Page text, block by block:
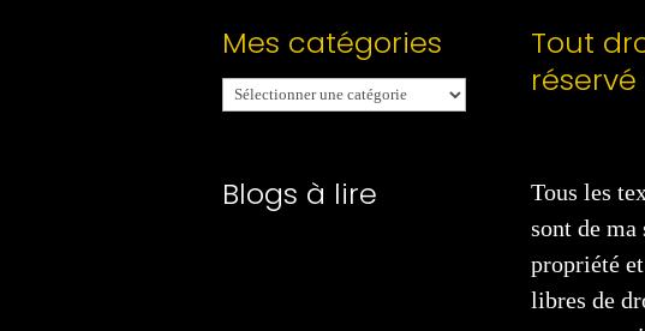
Mes catégories
Mes
catégories
Blogs à lire
Tout
réservé
Tous les
sont de ma
propriété
libres de